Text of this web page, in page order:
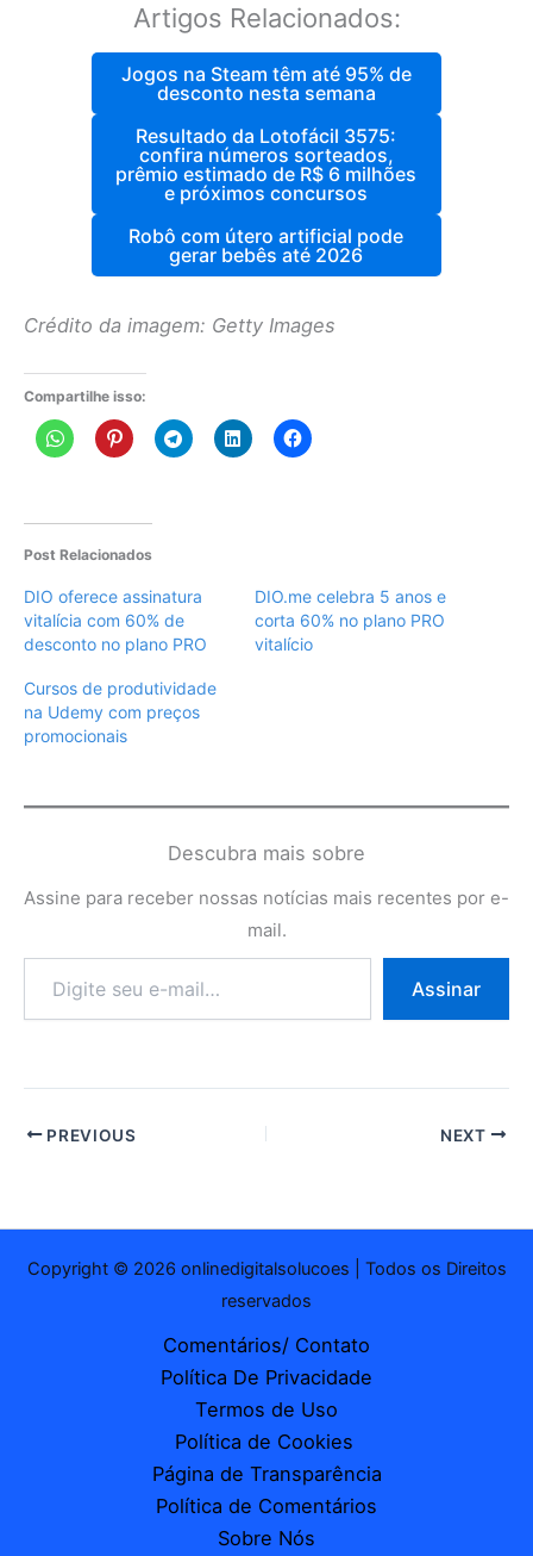
Artigos Relacionados:
Jogos na Steam têm até 95% de
desconto nesta semana
Resultado da Lotofácil 3575:
confira números sorteados,
prêmio estimado de R$ 6 milhões
e próximos concursos
Robô com útero artificial pode
gerar bebês até 2026
Crédito da imagem: Getty Images
Compartilhe isso:
Post Relacionados
DIO oferece assinatura
vitalícia com 60% de
desconto no plano PRO
DIO.me celebra 5 anos e
corta 60% no plano PRO
vitalício
Cursos de produtividade
na Udemy com preços
promocionais
Descubra mais sobre
Assine para receber nossas notícias mais recentes por e-
mail.
e-
Assinar
PREVIOUS NEXT
Copyright © 2026 onlinedigitalsolucoes | Todos os Direitos
reservados
Comentários/ Contato
Política De Privacidade
Termos de Uso
Política de Cookies
Página de Transparência
Política de Comentários
Sobre Nós